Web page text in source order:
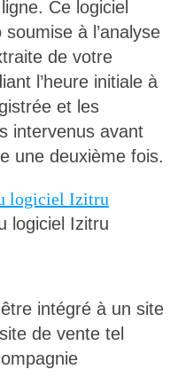
Ce logiciel
à l’analyse
de votre
l’heure initiale à
et les
intervenus avant
une deuxième fois.
logiciel Izitru
intégré à un site
de vente tel